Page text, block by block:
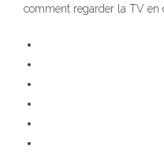
comment regarder la TV en